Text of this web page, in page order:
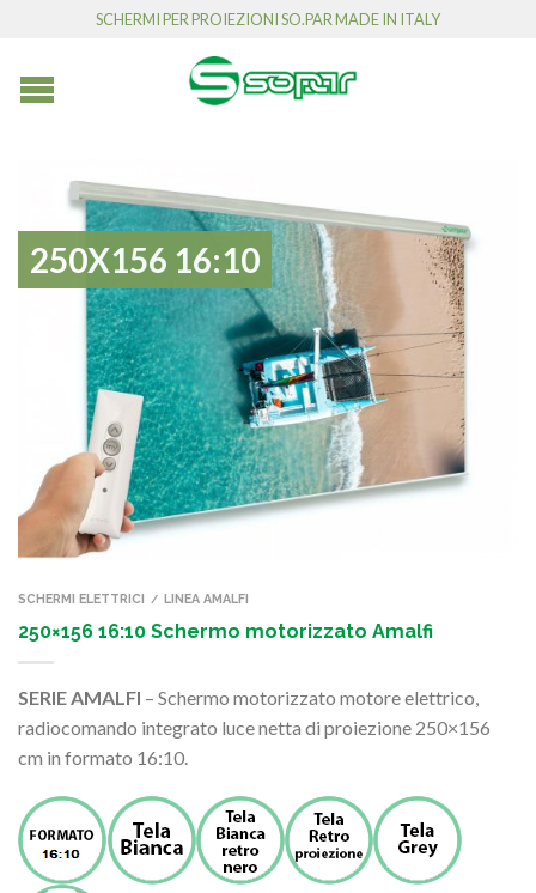
SCHERMI PER PROIEZIONI SO.PAR MADE IN ITALY
250X156 16:10
SCHERMI ELETTRICI / LINEA AMALFI
250×156 16:10 Schermo motorizzato Amalfi
SERIE AMALFI – Schermo motorizzato motore elettrico,
radiocomando integrato luce netta di proiezione 250×156
cm in formato 16:10.